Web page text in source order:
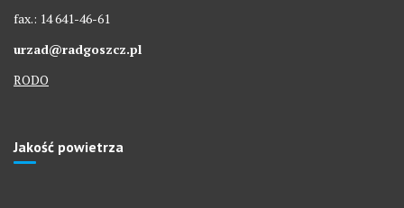
fax.: 14 641-46-61
urzad@radgoszcz.pl
RODO
Jakość powietrza